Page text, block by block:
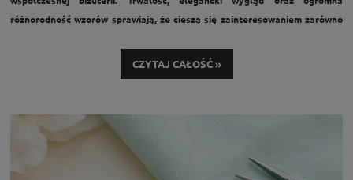
różnorodność wzorów sprawiają, że cieszą się zainteresowaniem zarówno
dodatków do codziennych stylizacji. W ofercie sklepu Elementownia.pl
CZYTAJ CAŁOŚĆ »